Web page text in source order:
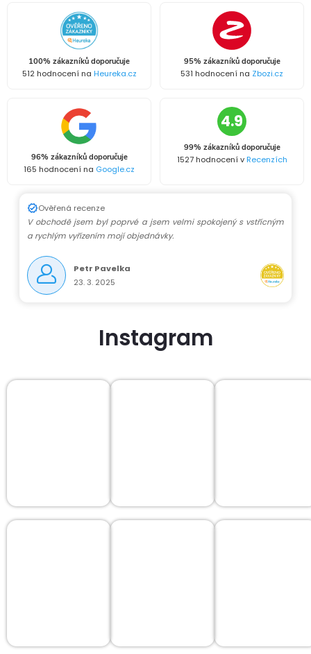
100% zákazníků doporučuje
512 hodnocení na Heureka.cz
95% zákazníků doporučuje
531 hodnocení na Zbozi.cz
96% zákazníků doporučuje
165 hodnocení na Google.cz
4.9
99% zákazníků doporučuje
1527 hodnocení vRecenzích
Ověřená recenze
V obchodě jsem byl poprvé a jsem velmi spokojený s vstřícným
a rychlým vyřízením mojí objednávky.
Petr Pavelka
23. 3. 2025
Instagram